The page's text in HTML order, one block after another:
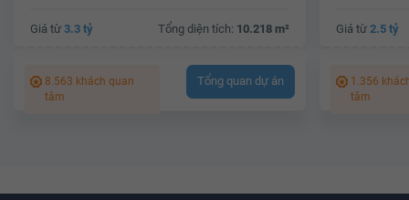
Giá từ 3.3 tỷ Tổng diện tích: 10.218 m²
8.563 khách quan
tâm
Tổng quan dự án
Giá từ 2.5 tỷ
1.356
tâm